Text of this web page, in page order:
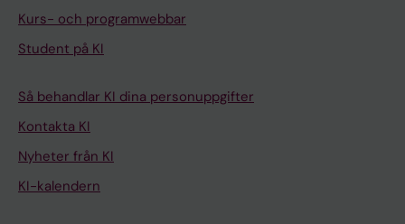
Kurs- och programwebbar
Student på KI
Så behandlar KI dina personuppgifter
Kontakta KI
Nyheter från KI
KI-kalendern